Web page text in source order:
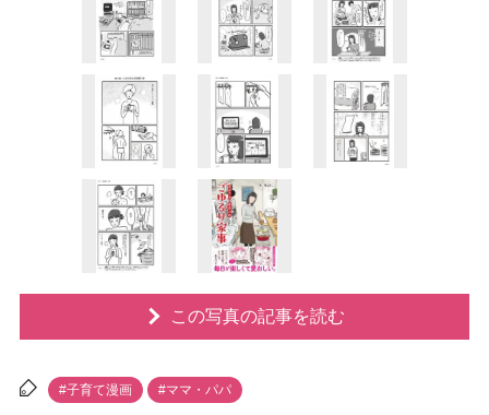
この写真の記事を読む
#子育て漫画 #ママ・パパ